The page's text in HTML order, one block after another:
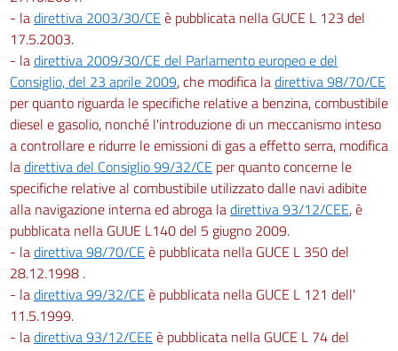
- ladirettiva 2003/30/CE è pubblicata nella GUCE L 123 del
17.5.2003.
- ladirettiva 2009/30/CE del Parlamento europeo e del
Consiglio, del 23 aprile 2009, che modifica ladirettiva 98/70/CE
per quanto riguarda le specifiche relative a benzina, combustibile
diesel e gasolio, nonché l'introduzione di un meccanismo inteso
a controllare e ridurre le emissioni di gas a effetto serra, modifica
ladirettiva del Consiglio 99/32/CE per quanto concerne le
specifiche relative al combustibile utilizzato dalle navi adibite
alla navigazione interna ed abroga ladirettiva 93/12/CEE, è
pubblicata nella GUUE L140 del 5 giugno 2009.
- ladirettiva 98/70/CE è pubblicata nella GUCE L 350 del
28.12.1998 .
- ladirettiva 99/32/CE è pubblicata nella GUCE L 121 dell'
11.5.1999.
- ladirettiva 93/12/CEE è pubblicata nella GUCE L 74 del